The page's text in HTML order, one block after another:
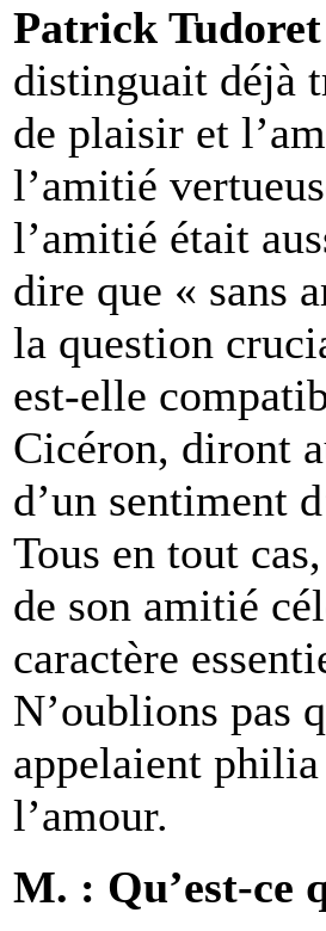
Patrick Tudoret
distinguait déjà
de plaisir et
l’amitié
l’amitié était
dire que « sans
la question
est-elle
Cicéron, diront
d’un sentiment
Tous en tout
de son amitié
caractère
N’oublions pas
appelaient
l’amour.
M. : Qu’est-ce